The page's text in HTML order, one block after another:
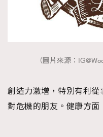
（圖片來源：
創造力激增，特別有利
對危機的朋友。健康方面